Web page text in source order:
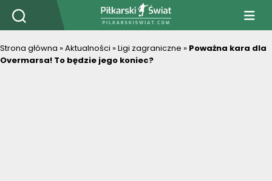
PiłkarskiSwiat.com
Strona główna »Aktualności »Ligi zagraniczne » Poważna kara dla
Overmarsa! To będzie jego koniec?